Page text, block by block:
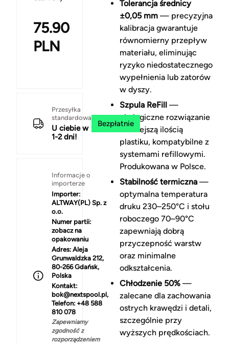
75.90
PLN
Przesyłka
standardowa
U ciebie w
1-2 dni!
Bezpłatnie
Informacje o
importerze
Importer:
ALTWAY(PL) Sp. z
o.o.
Numer partii:
zobacz na
opakowaniu
Adres: Aleja
Grunwaldzka 212,
80-266 Gdańsk,
Polska
Kontakt:
bok@nextspool.pl,
Telefon: +48 588
810 078
Zapewniamy
zgodność z
rozporządzeniem
Tolerancja średnicy
±0,05 mm— precyzyjna
kalibracja gwarantuje
równomierny przepływ
materiału, eliminując
ryzyko niedostatecznego
wypełnienia lub zatorów
w dyszy.
Szpula ReFill—
ekologiczne rozwiązanie
z mniejszą ilością
plastiku, kompatybilne z
systemami refillowymi.
Produkowana w Polsce.
Stabilność termiczna—
optymalna temperatura
druku 230–250°C i stołu
roboczego 70–90°C
zapewniają dobrą
przyczepność warstw
oraz minimalne
odkształcenia.
Chłodzenie 50%—
zalecane dla zachowania
ostrych krawędzi i detali,
szczególnie przy
wyższych prędkościach.